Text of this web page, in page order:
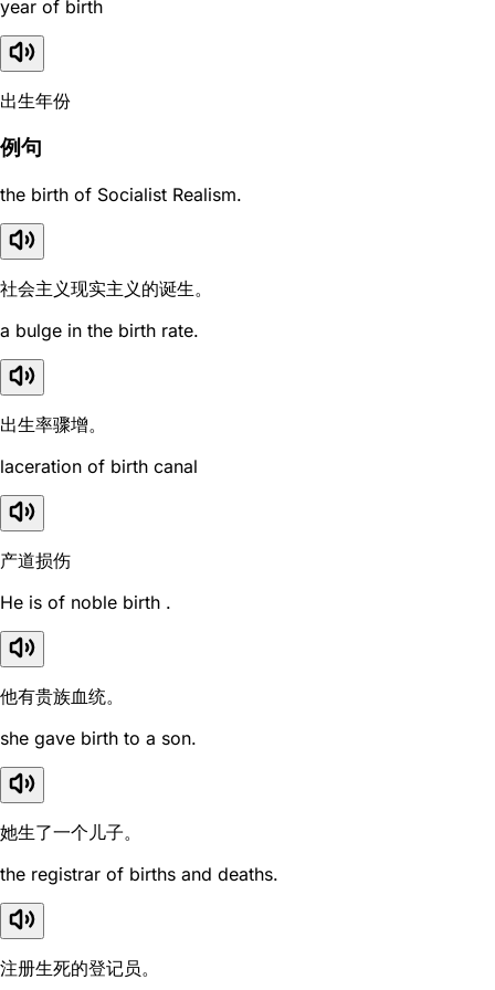
year of birth
出生年份
例句
the birth of Socialist Realism.
社会主义现实主义的诞生。
a bulge in the birth rate.
出生率骤增。
laceration of birth canal
产道损伤
He is of noble birth .
他有贵族血统。
she gave birth to a son.
她生了一个儿子。
the registrar of births and deaths.
注册生死的登记员。